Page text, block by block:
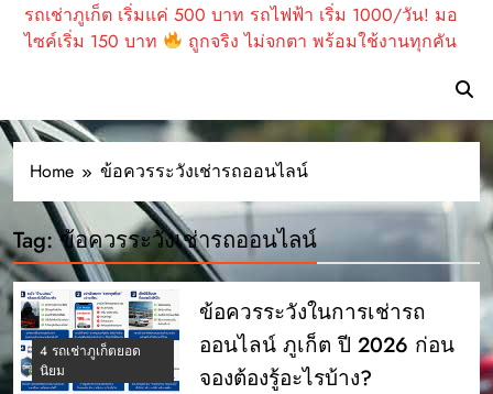
รถเช่าภูเก็ต เริ่มแค่ 500 บาท รถไฟฟ้า เริ่ม 1000/วัน! มอ
ไซค์เริ่ม 150 บาท
ถูกจริง ไม่จกตา พร้อมใช้งานทุกคัน
Home ข้อควรระวังเช่ารถออนไลน์
Tag:ข้อควรระวังเช่ารถออนไลน์
4 รถเช่าภูเก็ตยอด
นิยม
ข้อควรระวังในการเช่ารถ
ออนไลน์ ภูเก็ต ปี 2026 ก่อน
จองต้องรู้อะไรบ้าง?